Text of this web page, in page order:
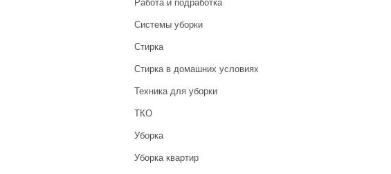
Работа и подработка
Системы уборки
Стирка
Стирка в домашних условиях
Техника для уборки
ТКО
Уборка
Уборка квартир